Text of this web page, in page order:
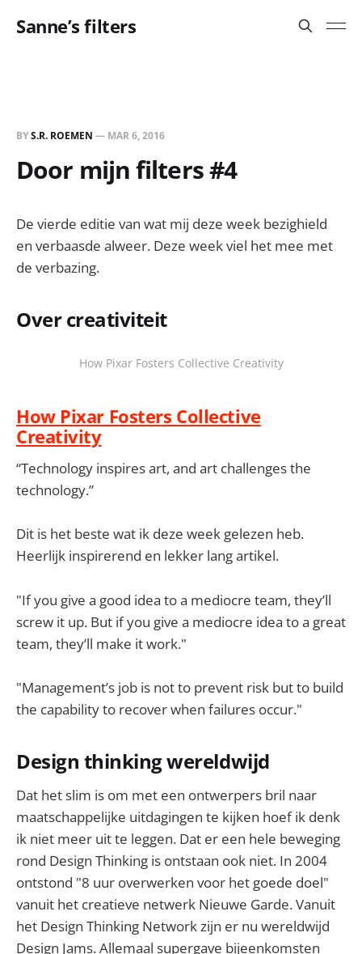
Sanne’s filters
BYS.R. ROEMEN — MAR 6, 2016
Door mijn filters #4
De vierde editie van wat mij deze week bezighield
en verbaasde alweer. Deze week viel het mee met
de verbazing.
Over creativiteit
How Pixar Fosters Collective Creativity
How Pixar Fosters Collective
Creativity
“Technology inspires art, and art challenges the
technology.”
Dit is het beste wat ik deze week gelezen heb.
Heerlijk inspirerend en lekker lang artikel.
"If you give a good idea to a mediocre team, they’ll
screw it up. But if you give a mediocre idea to a great
team, they’ll make it work."
"Management’s job is not to prevent risk but to build
the capability to recover when failures occur."
Design thinking wereldwijd
Dat het slim is om met een ontwerpers bril naar
maatschappelijke uitdagingen te kijken hoef ik denk
ik niet meer uit te leggen. Dat er een hele beweging
rond Design Thinking is ontstaan ook niet. In 2004
ontstond "8 uur overwerken voor het goede doel"
vanuit het creatieve netwerk Nieuwe Garde. Vanuit
het Design Thinking Network zijn er nu wereldwijd
Design Jams. Allemaal supergave bijeenkomsten